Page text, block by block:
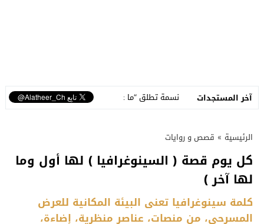
آخر المستجداتنسمة تطلق “ما عم بنساك”.. أغنية مصوّرة تحوّل وجع الفراق إلى
الرئيسية » قصص و روايات
كل يوم قصة ( السينوغرافيا ) لها أول وما
لها آخر )
كلمة سينوغرافيا تعنى البيئة المكانية للعرض
المسرحى، من منصات، عناصر منظرية، إضاءة،